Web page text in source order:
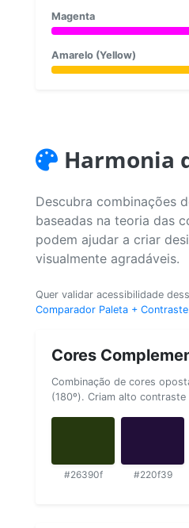
Magenta
Amarelo (Yellow)
Harmonia
Descubra combinações
baseadas na teoria das
podem ajudar a criar
visualmente agradáveis.
Quer validar acessibilidade
Comparador Paleta + Contraste
Cores
Combinação de cores
(180º). Criam alto contraste
#26390f #220f39